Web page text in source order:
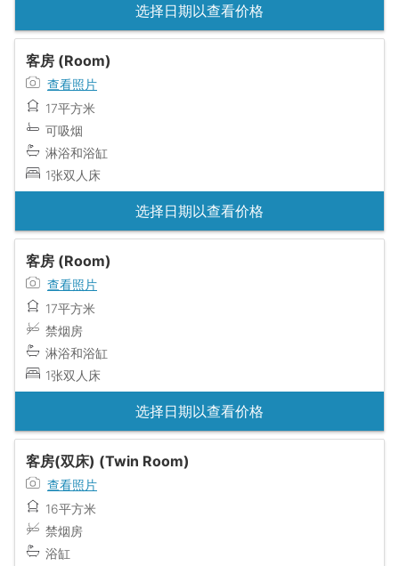
选择日期以查看价格
客房 (Room)
查看照片
17平方米
可吸烟
淋浴和浴缸
1张双人床
选择日期以查看价格
客房 (Room)
查看照片
17平方米
禁烟房
淋浴和浴缸
1张双人床
选择日期以查看价格
客房(双床) (Twin Room)
查看照片
16平方米
禁烟房
浴缸